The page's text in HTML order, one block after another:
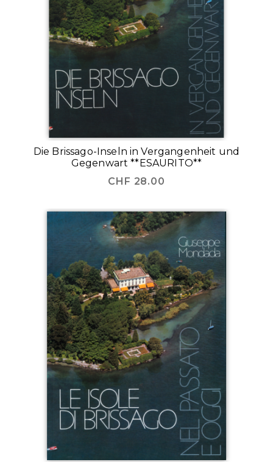
Die Brissago-Inseln in Vergangenheit und
Gegenwart **ESAURITO**
CHF 28.00